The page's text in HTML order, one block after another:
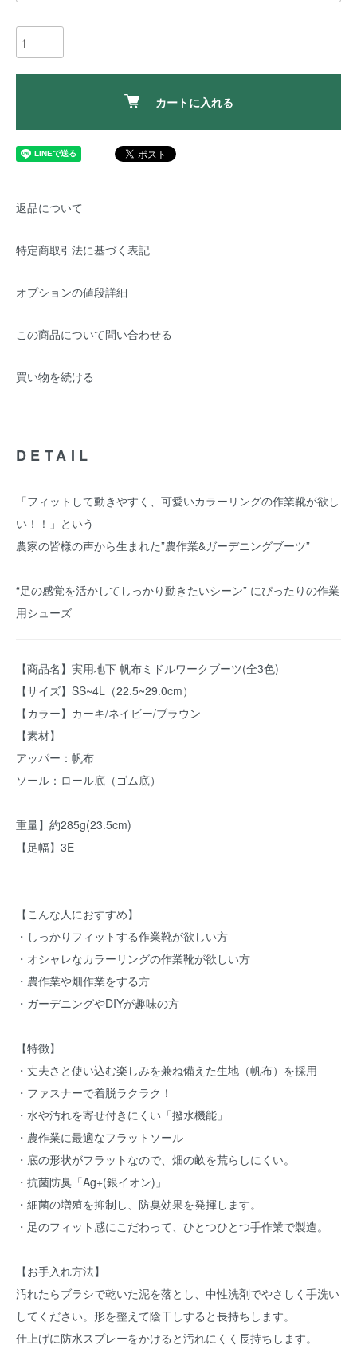
カートに入れる
返品について
特定商取引法に基づく表記
オプションの値段詳細
この商品について問い合わせる
買い物を続ける
DETAIL
「フィットして動きやすく、可愛いカラーリングの作業靴が欲し
い！！」という
農家の皆様の声から生まれた”農作業&ガーデニングブーツ”
“足の感覚を活かしてしっかり動きたいシーン” にぴったりの作業
用シューズ
【商品名】実用地下 帆布ミドルワークブーツ(全3色)
【サイズ】SS~4L（22.5~29.0cm）
【カラー】カーキ/ネイビー/ブラウン
【素材】
アッパー：帆布
ソール：ロール底（ゴム底）
重量】約285g(23.5cm)
【足幅】3E
【こんな人におすすめ】
・しっかりフィットする作業靴が欲しい方
・オシャレなカラーリングの作業靴が欲しい方
・農作業や畑作業をする方
・ガーデニングやDIYが趣味の方
【特徴】
・丈夫さと使い込む楽しみを兼ね備えた生地（帆布）を採用
・ファスナーで着脱ラクラク！
・水や汚れを寄せ付きにくい「撥水機能」
・農作業に最適なフラットソール
・底の形状がフラットなので、畑の畝を荒らしにくい。
・抗菌防臭「Ag+(銀イオン)」
・細菌の増殖を抑制し、防臭効果を発揮します。
・足のフィット感にこだわって、ひとつひとつ手作業で製造。
【お手入れ方法】
汚れたらブラシで乾いた泥を落とし、中性洗剤でやさしく手洗い
してください。形を整えて陰干しすると長持ちします。
仕上げに防水スプレーをかけると汚れにくく長持ちします。